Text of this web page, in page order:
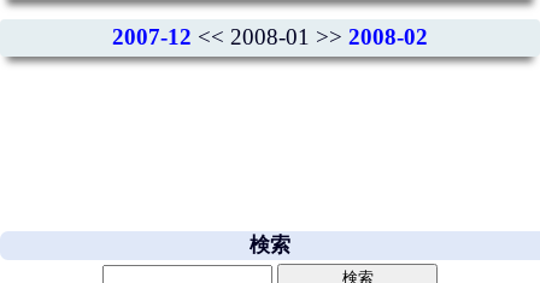
2007-12 << 2008-01 >> 2008-02
検索